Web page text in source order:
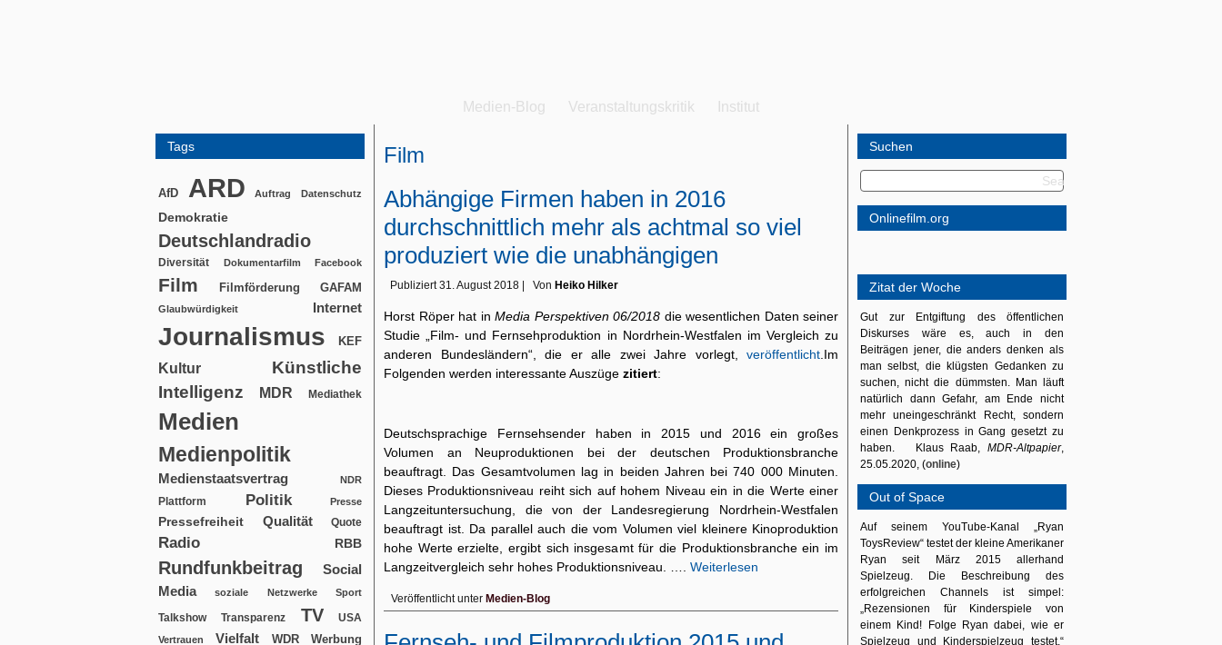
Medien-Blog Veranstaltungskritik Institut
Tags
AfD ARD Auftrag Datenschutz
Demokratie
Deutschlandradio
Diversität Dokumentarfilm Facebook
Film Filmförderung GAFAM
Glaubwürdigkeit Internet
Journalismus KEF
Kultur
Künstliche
Intelligenz
MDR Mediathek
Medien
Medienpolitik
Medienstaatsvertrag NDR
Plattform Politik Presse
Pressefreiheit Qualität Quote
Radio RBB
Rundfunkbeitrag
Social
Media
soziale Netzwerke Sport
Talkshow Transparenz TV USA
Vertrauen Vielfalt WDR Werbung
Film
Abhängige Firmen haben in 2016
durchschnittlich mehr als achtmal so viel
produziert wie die unabhängigen
Publiziert 31. August 2018 Von Heiko Hilker
Horst Röper hat in Media Perspektiven 06/2018 die wesentlichen Daten seiner
Studie „Film- und Fernsehproduktion in Nordrhein-Westfalen im Vergleich zu
anderen Bundesländern“, die er alle zwei Jahre vorlegt, veröffentlicht .Im
Folgenden werden interessante Auszüge zitiert:
Deutschsprachige Fernsehsender haben in 2015 und 2016 ein großes
Volumen an Neuproduktionen bei der deutschen Produktionsbranche
beauftragt. Das Gesamtvolumen lag in beiden Jahren bei 740 000 Minuten.
Dieses Produktionsniveau reiht sich auf hohem Niveau ein in die Werte einer
Langzeituntersuchung, die von der Landesregierung Nordrhein-Westfalen
beauftragt ist. Da parallel auch die vom Volumen viel kleinere Kinoproduktion
hohe Werte erzielte, ergibt sich insgesamt für die Produktionsbranche ein im
Langzeitvergleich sehr hohes Produktionsniveau. …. Weiterlesen
Veröffentlicht unter Medien-Blog
Suchen
Onlinefilm.org
Zitat der Woche
Gut zur Entgiftung des öffentlichen
Diskurses wäre es, auch in den
Beiträgen jener, die anders denken als
man selbst, die klügsten Gedanken zu
suchen, nicht die dümmsten. Man läuft
natürlich dann Gefahr, am Ende nicht
mehr uneingeschränkt Recht, sondern
einen Denkprozess in Gang gesetzt zu
haben. Klaus Raab, MDR-Altpapier,
25.05.2020, (online)
Out of Space
Auf seinem YouTube-Kanal „Ryan
ToysReview“ testet der kleine Amerikaner
Ryan seit März 2015 allerhand
Spielzeug. Die Beschreibung des
erfolgreichen Channels ist simpel:
„Rezensionen für Kinderspiele von
einem Kind! Folge Ryan dabei, wie er
Spielzeug und Kinderspielzeug testet.“